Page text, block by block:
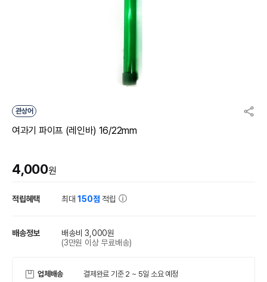
관상어
여과기 파이프 (레인바) 16/22mm
4,000원
적립혜택 최대150점 적립
배송정보
배송비 3,000원
(3만원 이상 무료배송)
업체배송 결제완료 기준 2 ~ 5일 소요 예정